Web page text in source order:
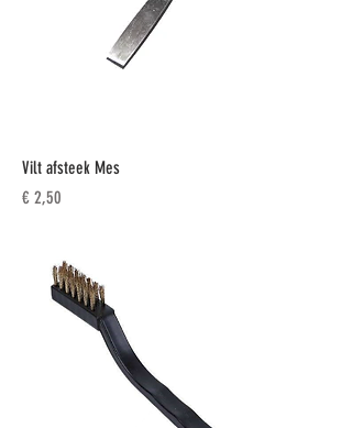
Vilt afsteek Mes
Prijs
€ 2,50